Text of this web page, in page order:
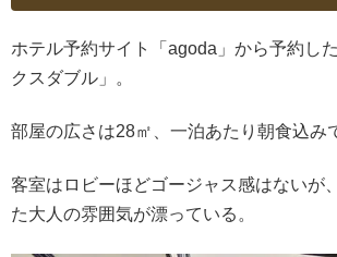
ホテル予約サイト「agoda」から予約し
クスダブル」。
部屋の広さは28㎡、一泊あたり朝食込み
客室はロビーほどゴージャス感はないが
た大人の雰囲気が漂っている。